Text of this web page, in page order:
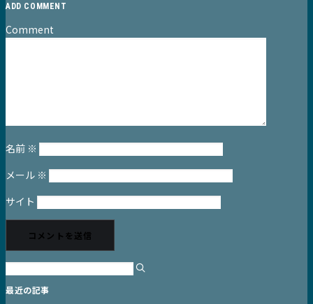
ADD COMMENT
Comment
名前 ※
メール ※
サイト
最近の記事